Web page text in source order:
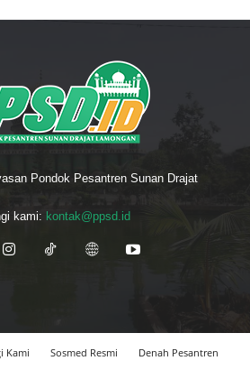
Pondok Pesantren Sunan Drajat
kami: kontak@ppsd.id
Kami Sosmed Resmi
Denah Pesantren